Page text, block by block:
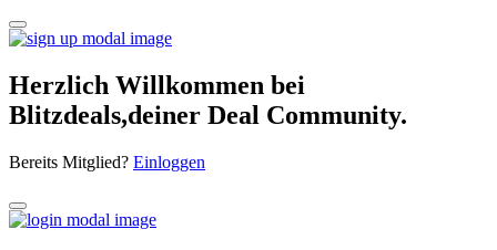
Herzlich Willkommen bei
Blitzdeals,deiner Deal Community.
Bereits Mitglied? Einloggen